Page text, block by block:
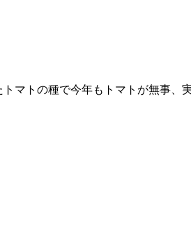
トの種で今年もトマトが無事、